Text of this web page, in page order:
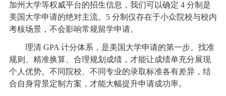
加州大学等权威平台的招生信息，我们可以确定 4 分制是
美国大学申请的绝对主流。5 分制仅存在于小众院校与校内
考核场景，不会影响常规留学申请。
理清 GPA 计分体系，是美国大学申请的第一步。找准
规则、精准换算、合理规划成绩，才能让成绩单充分展现
个人优势。不同院校、不同专业的录取标准各有差异，结
合自身背景定制方案，才能大幅提升申请成功率。